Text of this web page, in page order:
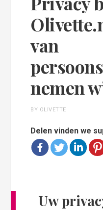
van
nemen
BY OLIVETTE
Delen vinden we
Uw